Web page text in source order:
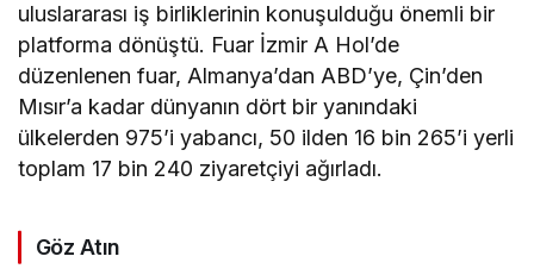
uluslararası iş birliklerinin konuşulduğu önemli bir
platforma dönüştü. Fuar İzmir A Hol’de
düzenlenen fuar, Almanya’dan ABD’ye, Çin’den
Mısır’a kadar dünyanın dört bir yanındaki
ülkelerden 975’i yabancı, 50 ilden 16 bin 265’i yerli
toplam 17 bin 240 ziyaretçiyi ağırladı.
Göz Atın